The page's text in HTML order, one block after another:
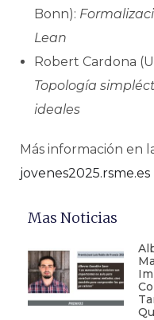
Bonn):
Lean
Robert Cardona
Topología
ideales
Más información en
jovenes2025.rsme.es
Mas Noticias